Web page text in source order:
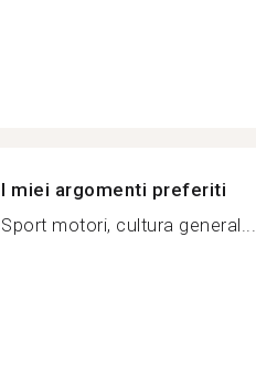
I miei argomenti preferiti
Sport motori, cultura general...